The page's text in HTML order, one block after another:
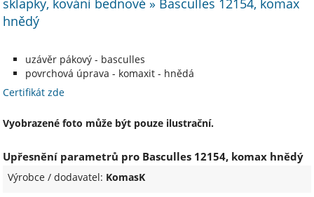
hnědý
uzávěr pákový - basculles
povrchová úprava - komaxit - hnědá
Certifikát zde
Vyobrazené foto může být pouze ilustrační.
Upřesnění parametrů pro Basculles 12154, komax hnědý
Výrobce / dodavatel: KomasK